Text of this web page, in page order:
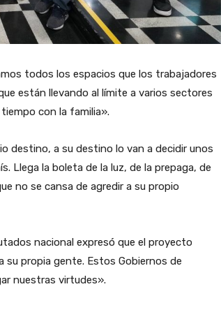
todos los espacios que los trabajadores
están llevando al límite a varios sectores
con la familia».
destino, a su destino lo van a decidir unos
Llega la boleta de la luz, de la prepaga, de
no se cansa de agredir a su propio
nacional expresó que el proyecto
su propia gente. Estos Gobiernos de
nuestras virtudes».